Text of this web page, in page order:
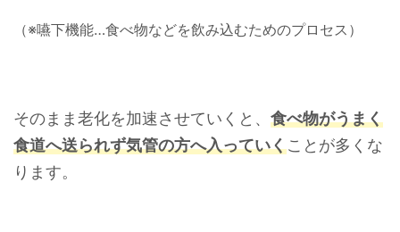
（※嚥下機能…食べ物などを飲み込むためのプロセス）
そのまま老化を加速させていくと、 食べ物がうまく
食道へ送られず気管の方へ入っていくことが多くな
ります。